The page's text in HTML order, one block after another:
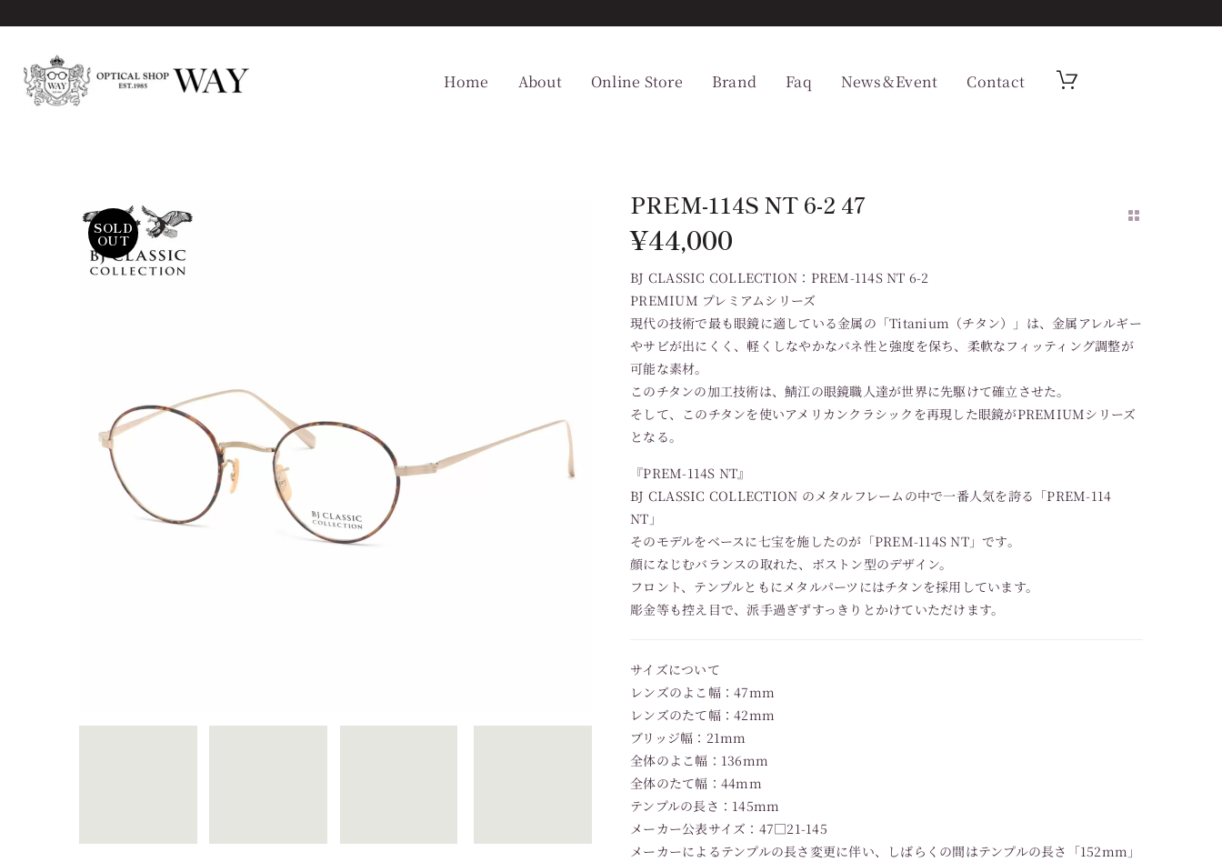
Home About Online Store Brand Faq News＆Event Contact
SOLD
OUT
PREM-114S NT 6-2 47
¥44,000
BJ CLASSIC COLLECTION：PREM-114S NT 6-2
PREMIUM プレミアムシリーズ
現代の技術で最も眼鏡に適している金属の「Titanium（チタン）」は、金属アレルギー
やサビが出にくく、軽くしなやかなバネ性と強度を保ち、柔軟なフィッティング調整が
可能な素材。
このチタンの加工技術は、鯖江の眼鏡職人達が世界に先駆けて確立させた。
そして、このチタンを使いアメリカンクラシックを再現した眼鏡がPREMIUMシリーズ
となる。
『PREM-114S NT』
BJ CLASSIC COLLECTION のメタルフレームの中で一番人気を誇る「PREM-114
NT」
そのモデルをベースに七宝を施したのが「PREM-114S NT」です。
顔になじむバランスの取れた、ボストン型のデザイン。
フロント、テンプルともにメタルパーツにはチタンを採用しています。
彫金等も控え目で、派手過ぎずすっきりとかけていただけます。
サイズについて
レンズのよこ幅：47mm
レンズのたて幅：42mm
ブリッジ幅：21mm
全体のよこ幅：136mm
全体のたて幅：44mm
テンプルの長さ：145mm
メーカー公表サイズ：47□21-145
メーカーによるテンプルの長さ変更に伴い、しばらくの間はテンプルの長さ「152mm」